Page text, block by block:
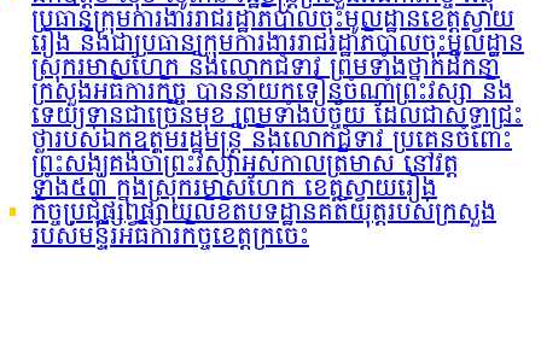
ប្រធានក្រុមការងាររាជរដ្ឋាភិបាលចុះមូលដ្ឋានខេត្តស្វាយ
រៀង និងជាប្រធានក្រុមការងាររាជរដ្ឋាភិបាលចុះមូលដ្ឋាន
ស្រុករមាសហែក និងលោកជំទាវ ព្រមទាំងថ្នាក់ដឹកនាំ
ក្រសួងអធិការកិច្ច បាននាំយកទៀនចំណាំព្រះវស្សា និង
ទេយ្យទានជាច្រើនមុខ ព្រមទាំងបច្ច័យ ដែលជាសទ្ធាជ្រះ
ថ្លារបស់ឯកឧត្តមរដ្ឋមន្រ្តី និងលោកជំទាវ ប្រគេនចំពោះ
ព្រះសង្ឃគង់ចាំព្រះវស្សាអស់កាលត្រីមាស នៅវត្ត
ទាំង៥៣ ក្នុងស្រុករមាសហែក ខេត្តស្វាយរៀង
កិច្ចប្រជុំផ្សព្វផ្សាយលិខិតបទដ្ឋានគតិយុត្តរបស់ក្រសួង
របស់មន្ទីរអធិការកិច្ចខេត្តក្រចេះ